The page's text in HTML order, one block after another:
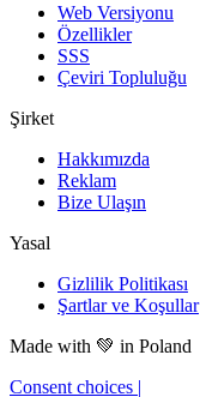
Web Versiyonu
Özellikler
SSS
Çeviri Topluluğu
Şirket
Hakkımızda
Reklam
Bize Ulaşın
Yasal
Gizlilik Politikası
Şartlar ve Koşullar
Made with 💚 in Poland
Consent choices |